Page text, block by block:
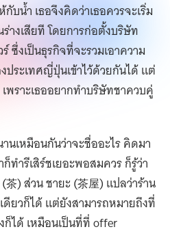
บน้ำ เธอจึงคิดว่าเธอควรจะเริ่ม
างเสียที โดยการก่อตั้งบริษัท
ซึ่งเป็นธุรกิจที่จะรวมเอาความ
ระเทศญี่ปุ่นเข้าไว้ด้วยกันได้ แต่
พราะเธออยากทำบริษัทชาควบคู่
เหมือนกันว่าจะชื่ออะไร คิดมา
ทำรีเสิร์ชเยอะพอสมควร ก็รู้ว่า
(茶) ส่วน ชายะ (茶屋) แปลว่าร้าน
ดียวก็ได้ แต่ยังสามารถหมายถึงที่
ได้ เหมือนเป็นที่ที่ offer